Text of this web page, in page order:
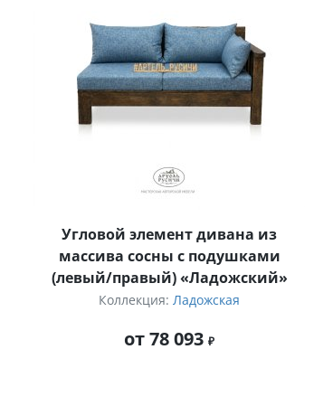
Угловой элемент дивана из
массива сосны с подушками
(левый/правый) «Ладожский»
Коллекция:Ладожская
от 78 093